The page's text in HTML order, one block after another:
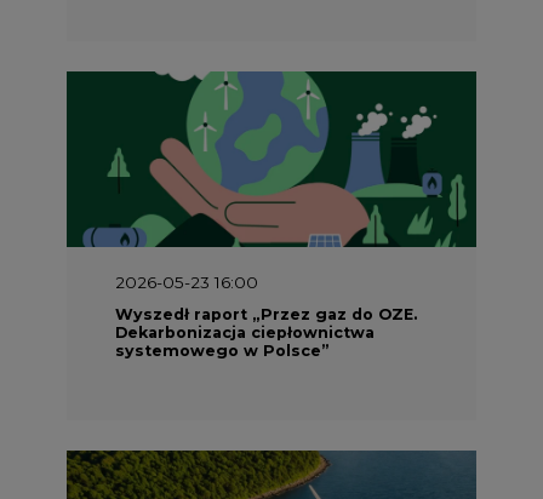
2026-05-23 16:00
Wyszedł raport „Przez gaz do OZE.
Dekarbonizacja ciepłownictwa
systemowego w Polsce”